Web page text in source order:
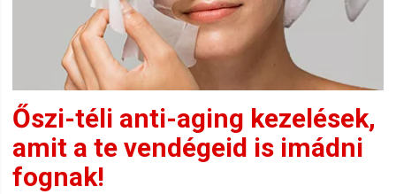
Őszi-téli anti-aging kezelések,
amit a te vendégeid is imádni
fognak!